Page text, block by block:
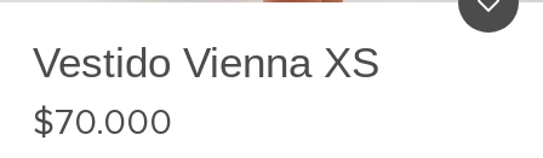
Vestido Vienna XS
$70.000